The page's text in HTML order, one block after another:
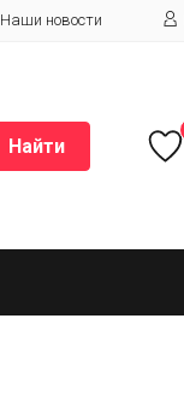
Наши новости
Найти